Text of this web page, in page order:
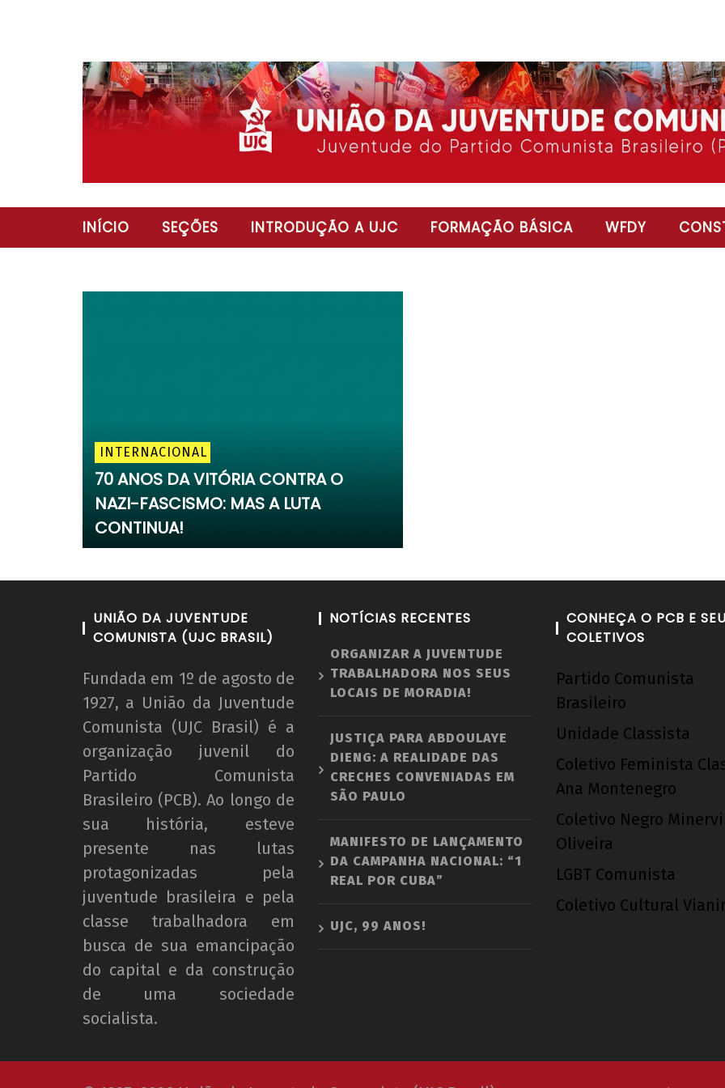
INÍCIO SEÇÕES INTRODUÇÃO A UJC FORMAÇÃO BÁSICA WFDY
INTERNACIONAL
70 ANOS DA VITÓRIA CONTRA O
NAZI-FASCISMO: MAS A LUTA
CONTINUA!
UNIÃO DA JUVENTUDE
COMUNISTA (UJC BRASIL)
Fundada em 1º de agosto de
1927, a União da Juventude
Comunista (UJC Brasil) é a
organização juvenil do
Partido Comunista
Brasileiro (PCB). Ao longo de
sua história, esteve
presente nas lutas
protagonizadas pela
juventude brasileira e pela
classe trabalhadora em
busca de sua emancipação
do capital e da construção
de uma sociedade
socialista.
NOTÍCIAS RECENTES
ORGANIZAR A JUVENTUDE
TRABALHADORA NOS SEUS
LOCAIS DE MORADIA!
JUSTIÇA PARA ABDOULAYE
DIENG: A REALIDADE DAS
CRECHES CONVENIADAS EM
SÃO PAULO
MANIFESTO DE LANÇAMENTO
DA CAMPANHA NACIONAL: “1
REAL POR CUBA”
UJC, 99 ANOS!
CONHEÇA O PCB E
COLETIVOS
Partido Comunista
Brasileiro
Unidade Classista
Coletivo Feminista
Ana Montenegro
Coletivo Negro
Oliveira
LGBT Comunista
Coletivo Cultural